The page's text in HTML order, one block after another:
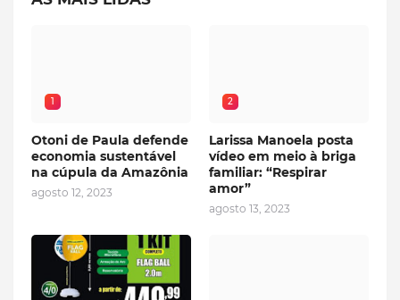
1
Otoni de Paula defende
economia sustentável
na cúpula da Amazônia
agosto 12, 2023
2
Larissa Manoela posta
vídeo em meio à briga
familiar: “Respirar
amor”
agosto 13, 2023